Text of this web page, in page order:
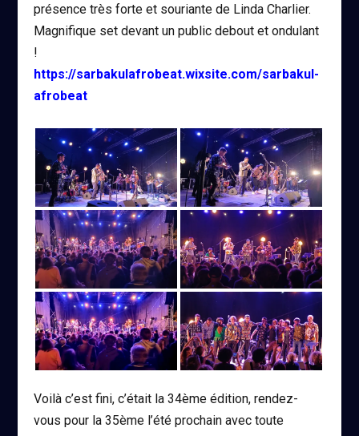
présence très forte et souriante de Linda Charlier.
Magnifique set devant un public debout et ondulant
!
https://sarbakulafrobeat.wixsite.com/sarbakul-
afrobeat
Voilà c’est fini, c’était la 34ème édition, rendez-
vous pour la 35ème l’été prochain avec toute